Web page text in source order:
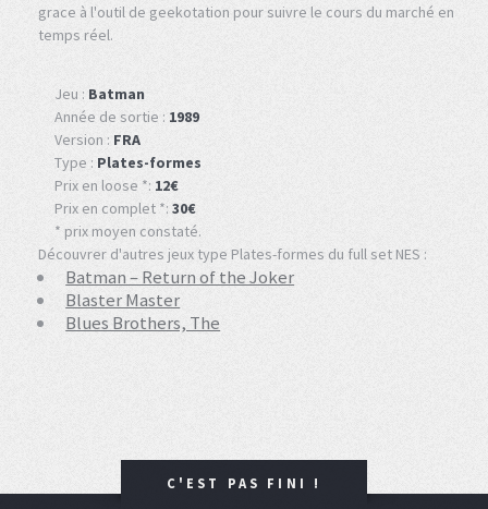
grace à l'outil de geekotation pour suivre le cours du marché en
temps réel.
Jeu : Batman
Année de sortie : 1989
Version : FRA
Type : Plates-formes
Prix en loose *: 12€
Prix en complet *: 30€
* prix moyen constaté.
Découvrer d'autres jeux type Plates-formes du full set NES :
Batman – Return of the Joker
Blaster Master
Blues Brothers, The
C'EST PAS FINI !